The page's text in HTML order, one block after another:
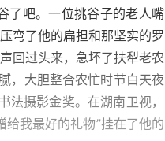
了吧。一位挑谷子的老人嘴
弯了他的扁担和那坚实的罗
回过头来，急坏了扶犁老农
，大胆整合农忙时节白天夜
摄影金奖。在湖南卫视，
我最好的礼物”挂在了他的